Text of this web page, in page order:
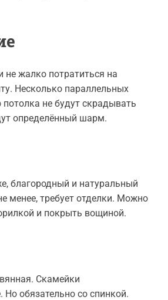
не жалко потратиться на
Несколько параллельных
потолка не будут скрадывать
определённый шарм.
благородный и натуральный
менее, требует отделки. Можно
и покрыть вощиной.
Скамейки
Но обязательно со спинкой.